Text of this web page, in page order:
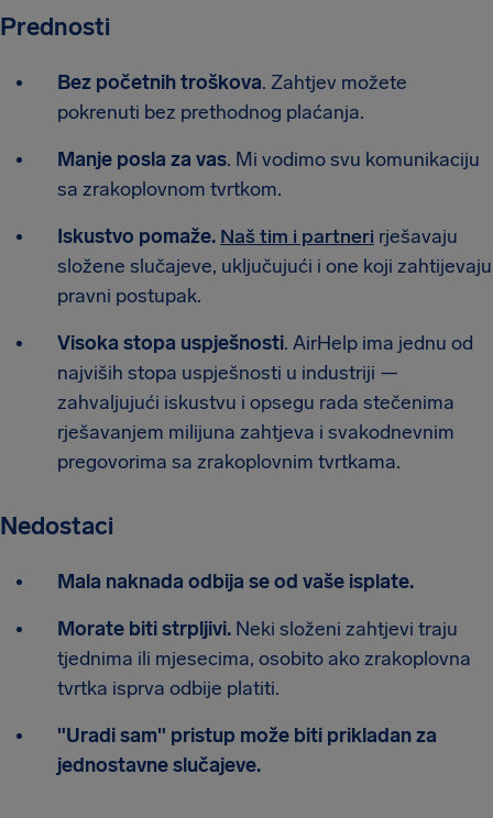
Prednosti
Bez početnih troškova. Zahtjev možete
pokrenuti bez prethodnog plaćanja.
Manje posla za vas. Mi vodimo svu komunikaciju
sa zrakoplovnom tvrtkom.
Iskustvo pomaže. Naš tim i partneri rješavaju
složene slučajeve, uključujući i one koji zahtijevaju
pravni postupak.
Visoka stopa uspješnosti. AirHelp ima jednu od
najviših stopa uspješnosti u industriji —
zahvaljujući iskustvu i opsegu rada stečenima
rješavanjem milijuna zahtjeva i svakodnevnim
pregovorima sa zrakoplovnim tvrtkama.
Nedostaci
Mala naknada odbija se od vaše isplate.
Morate biti strpljivi. Neki složeni zahtjevi traju
tjednima ili mjesecima, osobito ako zrakoplovna
tvrtka isprva odbije platiti.
"Uradi sam" pristup može biti prikladan za
jednostavne slučajeve.